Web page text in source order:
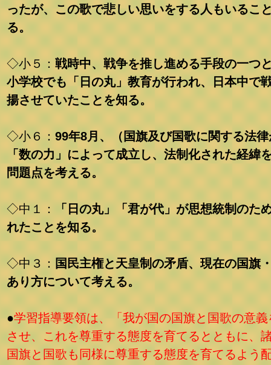
ったが、この歌で悲しい思いをする人もいるこ
る。
◇小５： 戦時中、戦争を推し進める手段の一つ
小学校でも「日の丸」教育が行われ、日本中で
揚させていたことを知る。
◇小６： 99年8月、（国旗及び国歌に関する法
「数の力」によって成立し、法制化された経緯
問題点を考える。
◇中１：
「日の丸」「君が代」が思想統制のた
れたことを知る。
◇中３： 国民主権と天皇制の矛盾、現在の国旗
あり方について考える。
●学習指導要領は、「我が国の国旗と国歌の意義
させ、これを尊重する態度を育てるとともに、
国旗と国歌も同様に尊重する態度を育てるよう